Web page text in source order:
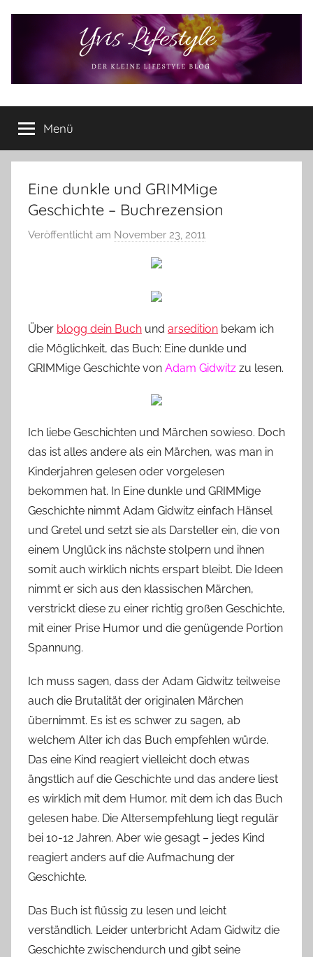
Yvis
Lifestyle
Lifestyle
Blog
–
Lifestyle,
Rezensionen,
Produkttests
und
Menü
Eine dunkle und GRIMMige
Geschichte – Buchrezension
Veröffentlicht am November 23, 2011
o
n
n
Über blogg dein Buch und arsedition bekam ich
die Möglichkeit, das Buch: Eine dunkle und
GRIMMige Geschichte von Adam Gidwitz zu lesen.
Ich liebe Geschichten und Märchen sowieso. Doch
das ist alles andere als ein Märchen, was man in
Kinderjahren gelesen oder vorgelesen
bekommen hat. In Eine dunkle und GRIMMige
Geschichte nimmt Adam Gidwitz einfach Hänsel
und Gretel und setzt sie als Darsteller ein, die von
einem Unglück ins nächste stolpern und ihnen
somit auch wirklich nichts erspart bleibt. Die Ideen
nimmt er sich aus den klassischen Märchen,
verstrickt diese zu einer richtig großen Geschichte,
mit einer Prise Humor und die genügende Portion
Spannung.
Ich muss sagen, dass der Adam Gidwitz teilweise
auch die Brutalität der originalen Märchen
übernimmt. Es ist es schwer zu sagen, ab
welchem Alter ich das Buch empfehlen würde.
Das eine Kind reagiert vielleicht doch etwas
ängstlich auf die Geschichte und das andere liest
es wirklich mit dem Humor, mit dem ich das Buch
gelesen habe. Die Altersempfehlung liegt regulär
bei 10-12 Jahren. Aber wie gesagt – jedes Kind
reagiert anders auf die Aufmachung der
Geschichte.
Das Buch ist flüssig zu lesen und leicht
verständlich. Leider unterbricht Adam Gidwitz die
Geschichte zwischendurch und gibt seine